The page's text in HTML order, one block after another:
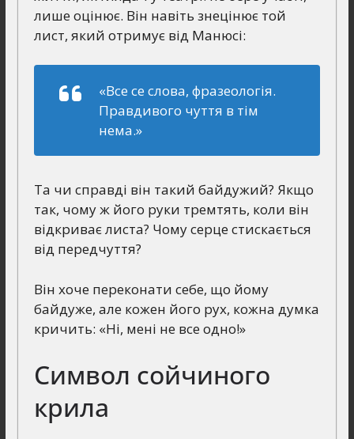
лише оцінює. Він навіть знецінює той
лист, який отримує від Манюсі:
«Все се слова, фразеологія.
Правдивого чуття в тім
нема.»
Та чи справді він такий байдужий? Якщо
так, чому ж його руки тремтять, коли він
відкриває листа? Чому серце стискається
від передчуття?
Він хоче переконати себе, що йому
байдуже, але кожен його рух, кожна думка
кричить: «Ні, мені не все одно!»
Символ сойчиного
крила